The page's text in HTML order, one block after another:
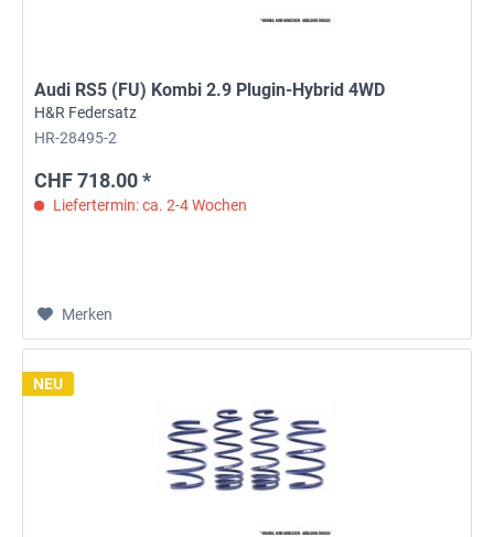
Audi RS5 (FU) Kombi 2.9 Plugin-Hybrid 4WD
H&R Federsatz
HR-28495-2
CHF 718.00 *
Liefertermin: ca. 2-4 Wochen
Merken
NEU